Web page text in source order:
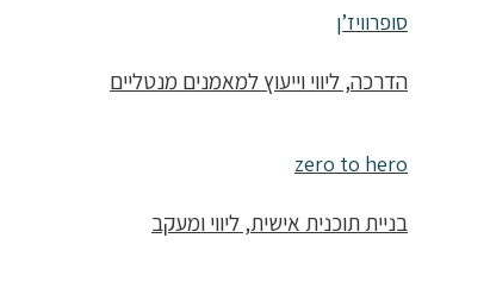
סופרוויז’ן
הדרכה, ליווי וייעוץ למאמנים מנטליים
zero to hero
בניית תוכנית אישית, ליווי ומעקב